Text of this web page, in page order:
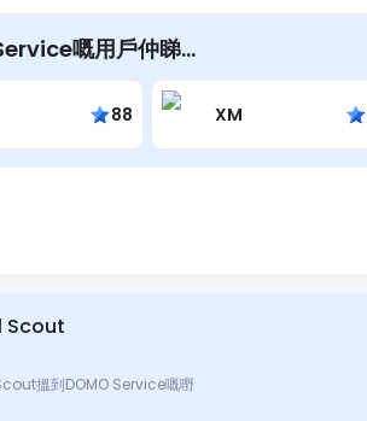
嘅用戶仲睇…
88 XM
Scout
搵到DOMO Service嘅嘢